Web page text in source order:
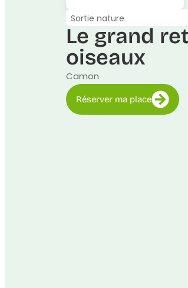
Sortie nature
Le grand
oiseaux
Camon
Réserver ma place